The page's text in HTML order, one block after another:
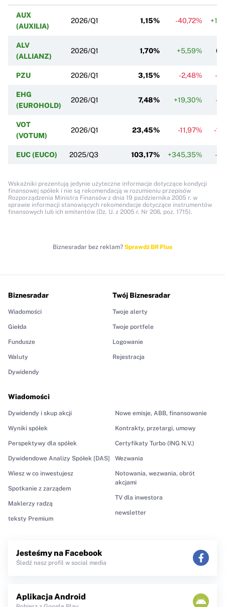
AUX
(AUXILIA)
2026/Q1 1,15% -40,72%
ALV
(ALLIANZ)
2026/Q1 1,70% +5,59%
PZU 2026/Q1 3,15% -2,48% -
EHG
(EUROHOLD)
2026/Q1 7,48% +19,30% -
VOT
(VOTUM)
2026/Q1 23,45% -11,97% -
EUC (EUCO) 2025/Q3 103,17% +345,35% -
Wskaźniki prezentują jedynie użyteczne informacje dotyczące kondycji
finansowej spółek i nie są rekomendacją w rozumieniu przepisów
Rozporządzenia Ministra Finansów z dnia 19 października 2005 r. w
sprawie informacji stanowiących rekomendacje dotyczące instrumentów
finansowych lub ich emitentów (Dz. U. z 2005 r. Nr 206, poz. 1715).
Biznesradar bez reklam? Sprawdź BR Plus
Biznesradar
Wiadomości
Giełda
Fundusze
Waluty
Dywidendy
Wiadomości
Dywidendy i skup akcji
Wyniki spółek
Perspektywy dla spółek
Dywidendowe Analizy Spółek [DAS]
Wiesz w co inwestujesz
Spotkanie z zarządem
Maklerzy radzą
teksty Premium
Nowe emisje, ABB, finansowanie
Kontrakty, przetargi, umowy
Certyfikaty Turbo (ING N.V.)
Wezwania
Notowania, wezwania, obrót
akcjami
TV dla inwestora
newsletter
Twój Biznesradar
Twoje alerty
Twoje portfele
Logowanie
Rejestracja
Jesteśmy na Facebook
Śledź nasz profil w social media
Aplikacja Android